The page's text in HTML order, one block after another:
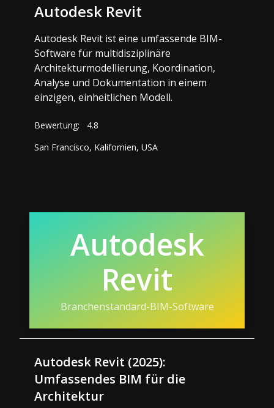
Autodesk Revit
Autodesk Revit ist eine umfassende BIM-
Software für multidisziplinäre
Architekturmodellierung, Koordination,
Analyse und Dokumentation in einem
einzigen, einheitlichen Modell.
Bewertung:
4.8
San Francisco, Kalifornien, USA
Autodesk
Revit
Branchenstandard-BIM-Software
Autodesk Revit (2025):
Umfassendes BIM für die
Architektur